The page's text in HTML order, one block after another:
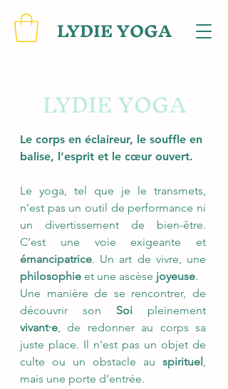
LYDIE YOGA
LYDIE YOGA
Le corps en éclaireur, le souffle en
balise, l’esprit et le cœur ouvert.
Le yoga, tel que je le transmets,
n’est pas un outil de performance ni
un divertissement de bien-être.
C’est une voie exigeante et
émancipatrice. Un art de vivre, une
philosophie et une ascèse joyeuse.
Une manière de se rencontrer, de
découvrir son Soi pleinement
vivant·e, de redonner au corps sa
juste place. Il n'est pas un objet de
culte ou un obstacle au spirituel ,
mais une porte d’entrée.